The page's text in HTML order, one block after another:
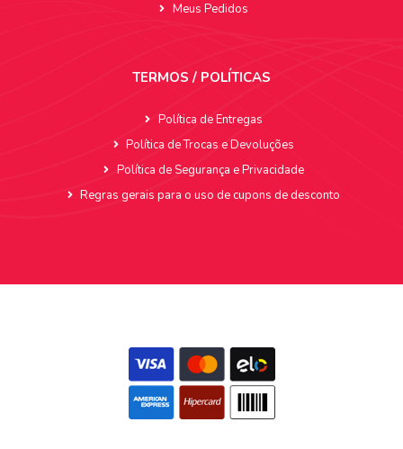
Meus Pedidos
TERMOS / POLÍTICAS
Política de Entregas
Política de Trocas e Devoluções
Política de Segurança e Privacidade
Regras gerais para o uso de cupons de desconto